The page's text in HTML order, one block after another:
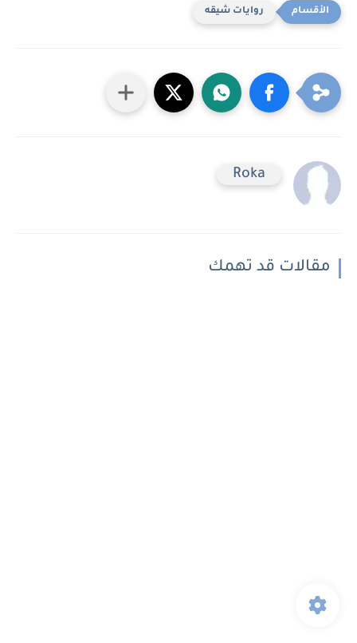
روايات شيقه
Roka
مقالات قد تهمك